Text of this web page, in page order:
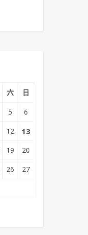
六 日
5 6
12 13
19 20
26 27